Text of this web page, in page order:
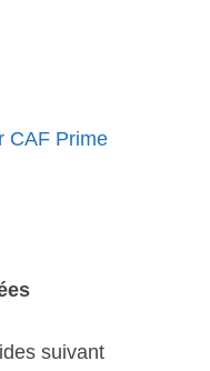
CAF Prime
suivant